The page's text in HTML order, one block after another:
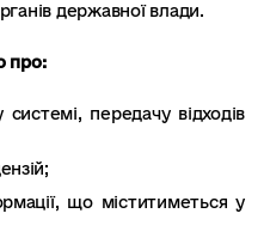
державної влади.
про:
системі, передачу відходів
що міститиметься у